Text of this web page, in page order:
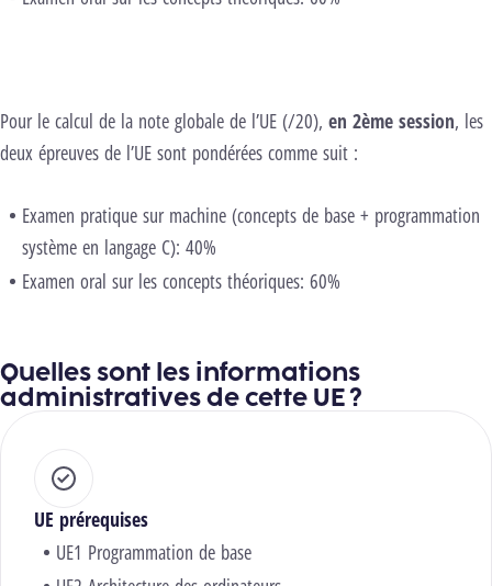
Pour le calcul de la note globale de l’UE (/20), en 2ème session, les
deux épreuves de l’UE sont pondérées comme suit :
Examen pratique sur machine (concepts de base + programmation
système en langage C): 40%
Examen oral sur les concepts théoriques: 60%
Quelles sont les informations
administratives de cette UE ?
UE prérequises
UE1 Programmation de base